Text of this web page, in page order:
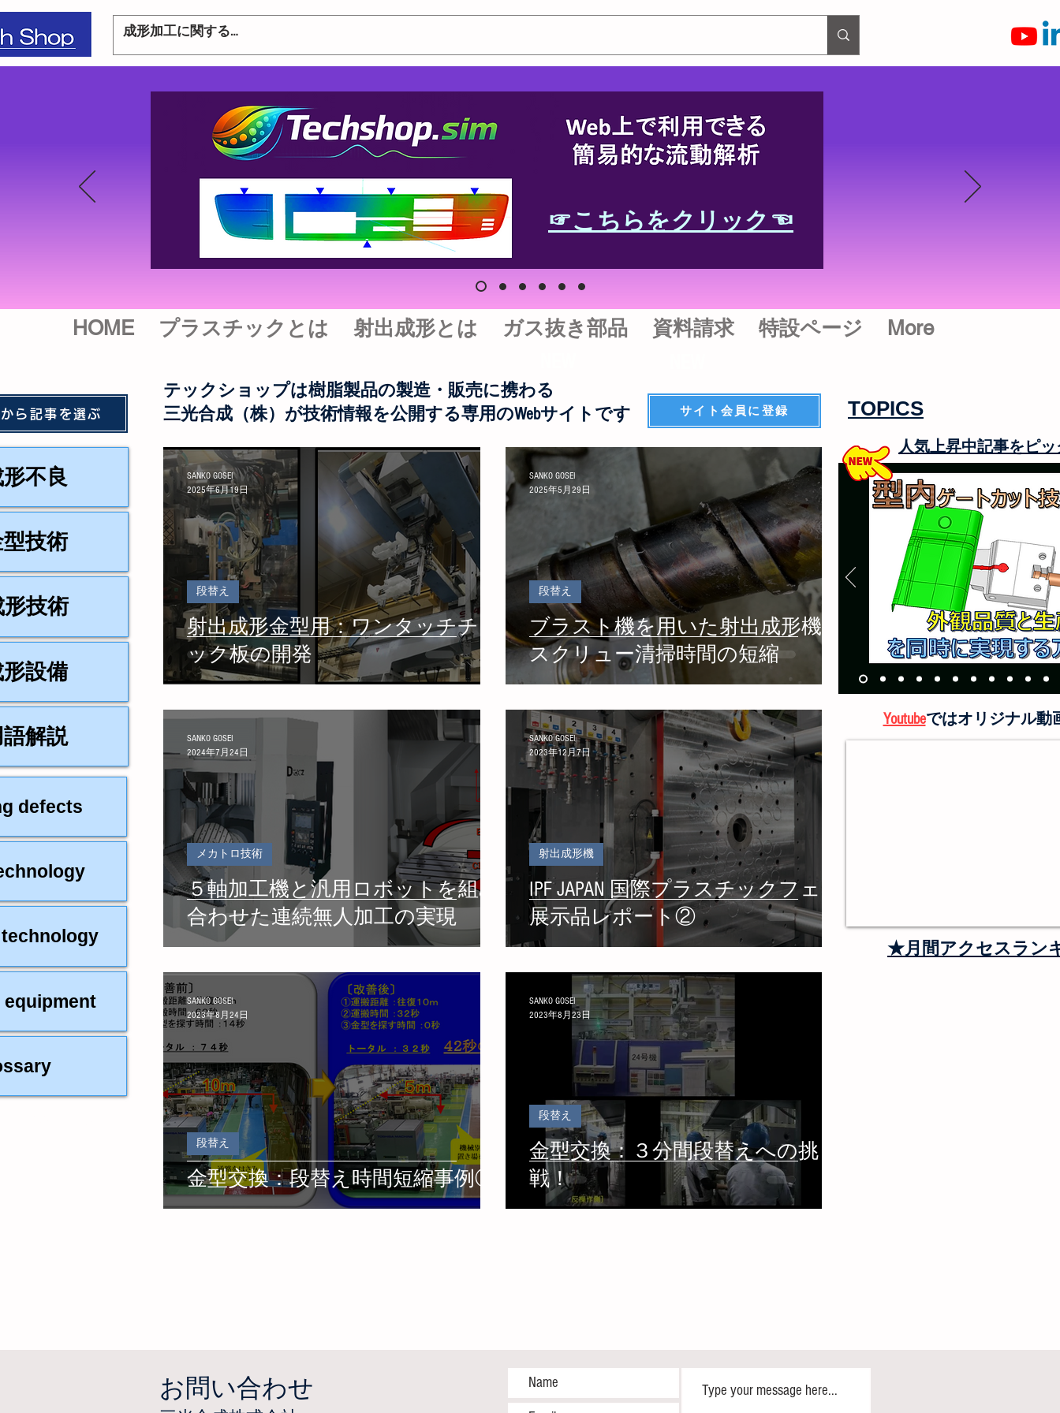
☞こちらをクリック☜
HOME プラスチックとは 射出成形とは ガス抜き部品 資料請求 特設ページ More
テックショップは樹脂製品の製造・ 販売に携わる
三光合成（株）が技術情報を公開する専用のWebサイトです
サイト会員に登録 TOPICS
射出成形金型用：ワンタッチチャ
ック板の開発
段替え
SANKO GOSEI
2025年6月19日
ブラスト機を用いた射出成形機用
スクリュー清掃時間の短縮
段替え
SANKO GOSEI
2025年5月29日
５軸加工機と汎用ロボットを組み
合わせた連続無人加工の実現
メカトロ技術
SANKO GOSEI
2024年7月24日
IPF JAPAN 国際プラスチックフェア
展示品レポート②
射出成形機
SANKO GOSEI
2023年12月7日
金型交換：段替え時間短縮事例①
段替え
SANKO GOSEI
2023年8月24日
金型交換：３分間段替えへの挑
戦！
段替え
SANKO GOSEI
2023年8月23日
ら記事を選ぶ
不良
技術
技術
設備
解説
defects
人気上昇中記事をピ
Youtubeではオリジナル動
★月間アクセスラン
お問い合わせ